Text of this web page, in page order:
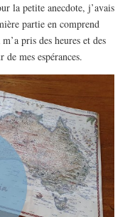
la petite anecdote, j’avais
partie en comprend
pris des heures et des
mes espérances.